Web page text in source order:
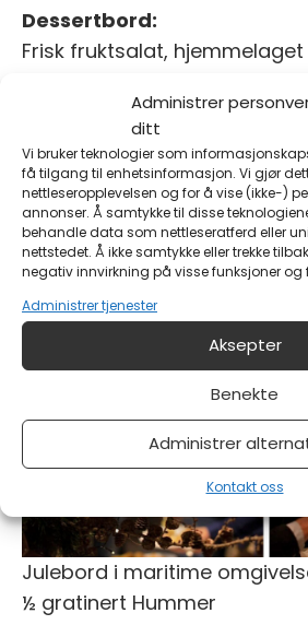
Administrer
ditt
Vi bruker teknologier som
få tilgang til enhetsinformasjon. Vi gjør
nettleseropplevelsen og for å vise (ikke-)
annonser. Å samtykke til disse
behandle data som nettleseratferd eller
nettstedet. Å ikke samtykke eller trekke
negativ innvirkning på visse funksjoner og
Administrer tjenester
Aksepter
Benekte
Administrer
Kontakt oss
Dessertbord:
Frisk fruktsalat,
multekrem, riskrem med rød
Dronning Maud pudding
3. Hummerens
julebord inkluderer:
Pris: 1695,- per person
Julebord i maritime
½ gratinert Hummer